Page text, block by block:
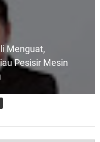
Menguat,
Pesisir Mesin